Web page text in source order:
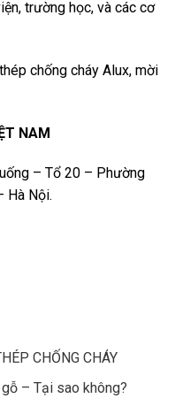
trường học, và các cơ
chống cháy Alux, mời
NAM
– Tổ 20 – Phường
Hà Nội.
CHỐNG CHÁY
– Tại sao không?